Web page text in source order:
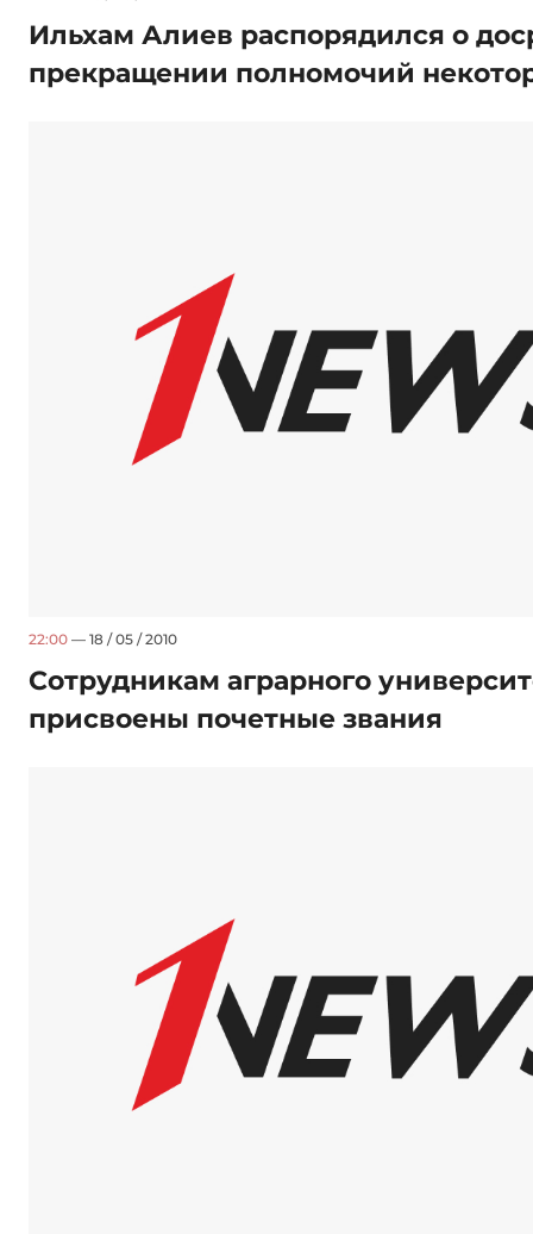
Ильхам Алиев распорядился о
прекращении полномочий
22:00 — 18 / 05 / 2010
Сотрудникам аграрного
присвоены почетные звания